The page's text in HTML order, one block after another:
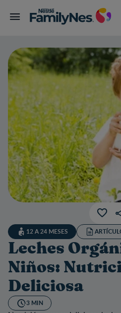
12 A 24 MESES
Leches
Niños:
Deliciosa
3 MIN